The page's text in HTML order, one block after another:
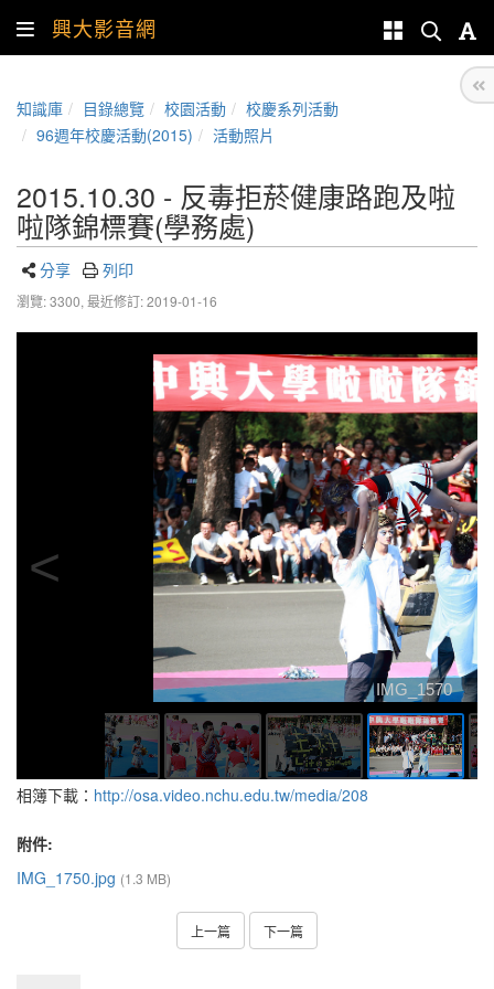
興大影音網
知識庫 目錄總覽 校園活動
校慶系列活動
96週年校慶活動(2015)
活動照片
2015.10.30 - 反毒拒菸健康路跑及啦
啦隊錦標賽(學務處)
分享 列印
瀏覽: 3300, 最近修訂: 2019-01-16
相簿下載： http://osa.video.nchu.edu.tw/media/208
附件:
IMG_1750.jpg (1.3 MB)
上一篇 下一篇